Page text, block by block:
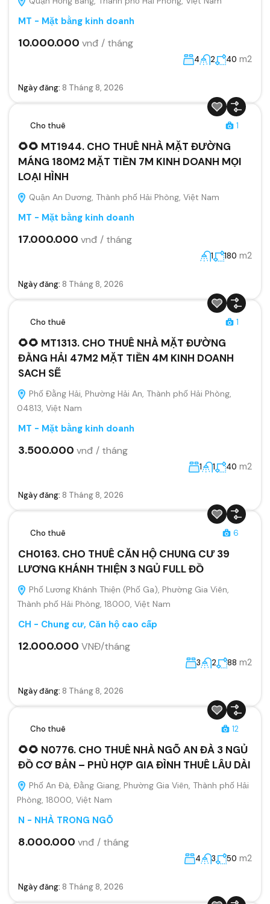
MT - Mặt bằng kinh doanh
10.000.000 vnđ / tháng
4 2 40 m2
Ngày đăng: 8 Tháng 8, 2026
Cho thuê 1
🌻🌻 MT1944. CHO THUÊ NHÀ MẶT ĐƯỜNG
MÁNG 180M2 MẶT TIỀN 7M KINH DOANH MỌI
LOẠI HÌNH
Quận An Dương, Thành phố Hải Phòng, Việt Nam
MT - Mặt bằng kinh doanh
17.000.000 vnđ / tháng
1 180 m2
Ngày đăng: 8 Tháng 8, 2026
Cho thuê 1
🌻🌻 MT1313. CHO THUÊ NHÀ MẶT ĐƯỜNG
ĐẰNG HẢI 47M2 MẶT TIỀN 4M KINH DOANH
SACH SẼ
Phố Đằng Hải, Phường Hải An, Thành phố Hải Phòng,
04813, Việt Nam
MT - Mặt bằng kinh doanh
3.500.000 vnđ / tháng
1 1 40 m2
Ngày đăng: 8 Tháng 8, 2026
Cho thuê 6
CH0163. CHO THUÊ CĂN HỘ CHUNG CƯ 39
LƯƠNG KHÁNH THIỆN 3 NGỦ FULL ĐỒ
Phố Lương Khánh Thiện (Phố Ga), Phường Gia Viên,
Thành phố Hải Phòng, 18000, Việt Nam
CH - Chung cư, Căn hộ cao cấp
12.000.000 VNĐ/tháng
3 2 88 m2
Ngày đăng: 8 Tháng 8, 2026
Cho thuê 12
🌻🌻 N0776. CHO THUÊ NHÀ NGÕ AN ĐÀ 3 NGỦ
ĐỒ CƠ BẢN – PHÙ HỢP GIA ĐÌNH THUÊ LÂU DÀI
Phố An Đà, Đằng Giang, Phường Gia Viên, Thành phố Hải
Phòng, 18000, Việt Nam
N - NHÀ TRONG NGÕ
8.000.000 vnđ / tháng
4 3 50 m2
Ngày đăng: 8 Tháng 8, 2026